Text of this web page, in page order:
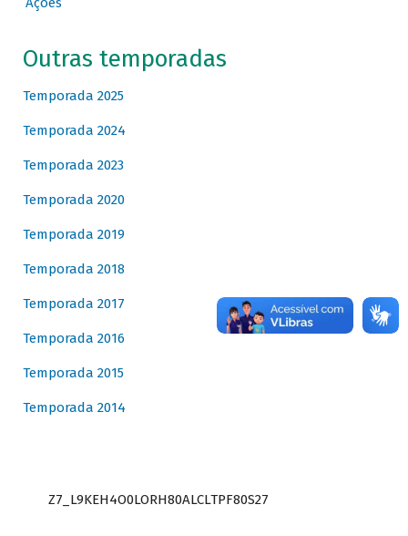
Outras temporadas
Temporada 2025
Temporada 2024
Temporada 2023
Temporada 2020
Temporada 2019
Temporada 2018
Temporada 2017
Temporada 2016
Temporada 2015
Temporada 2014
Z7_L9KEH4O0LORH80ALCLTPF80S27